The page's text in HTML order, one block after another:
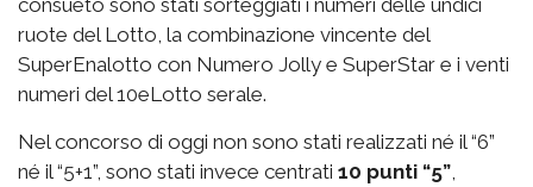
consueto sono stati sorteggiati i numeri delle undici
ruote del Lotto, la combinazione vincente del
SuperEnalotto con Numero Jolly e SuperStar e i venti
numeri del 10eLotto serale.
Nel concorso di oggi non sono stati realizzati né il “6”
né il “5+1”, sono stati invece centrati 10 punti “5”,